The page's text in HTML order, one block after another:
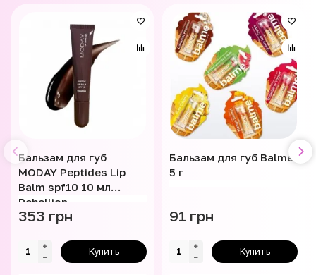
Бальзам для губ
MODAY Peptides Lip
Balm spf10 10 мл
Rebellion
353 грн
Купить
Бальзам для губ Balme
5 г
91 грн
Купить